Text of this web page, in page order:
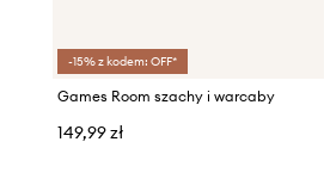
-15% z kodem: OFF*
Games Room szachy i warcaby
149,99 zł